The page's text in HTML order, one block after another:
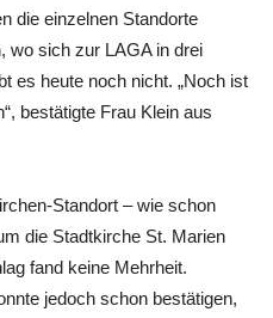
die einzelnen Standorte
wo sich zur LAGA in drei
es heute noch nicht. „Noch ist
bestätigte Frau Klein aus
Standort – wie schon
die Stadtkirche St. Marien
fand keine Mehrheit.
jedoch schon bestätigen,